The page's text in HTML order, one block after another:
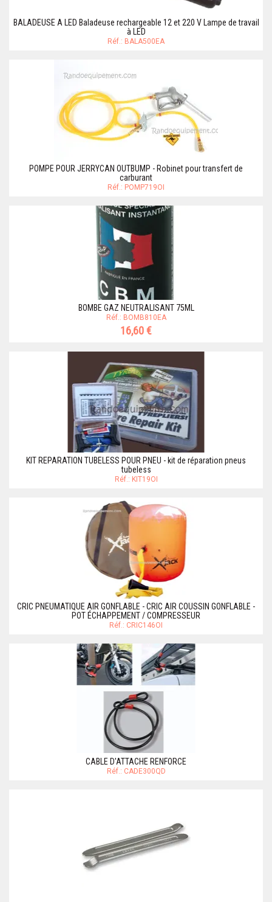
BALADEUSE A LED Baladeuse rechargeable 12 et 220 V Lampe de travail
à LED
Réf.: BALA500EA
POMPE POUR JERRYCAN OUTBUMP - Robinet pour transfert de
carburant
Réf.: POMP719OI
BOMBE GAZ NEUTRALISANT 75ML
Réf.: BOMB810EA
16,60 €
KIT REPARATION TUBELESS POUR PNEU - kit de réparation pneus
tubeless
Réf.: KIT19OI
CRIC PNEUMATIQUE AIR GONFLABLE - CRIC AIR COUSSIN GONFLABLE -
POT ÉCHAPPEMENT / COMPRESSEUR
Réf.: CRIC146OI
CABLE D'ATTACHE RENFORCE
Réf.: CADE300QD